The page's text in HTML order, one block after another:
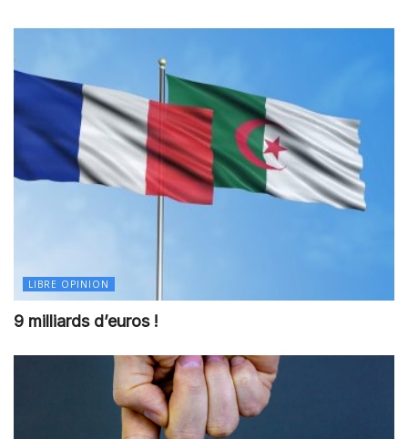
LIBRE OPINION
9 milliards d’euros !